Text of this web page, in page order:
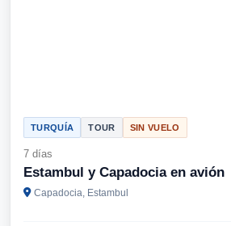
TURQUÍA TOUR SIN VUELO
7 días
Estambul y Capadocia en avión
Capadocia, Estambul